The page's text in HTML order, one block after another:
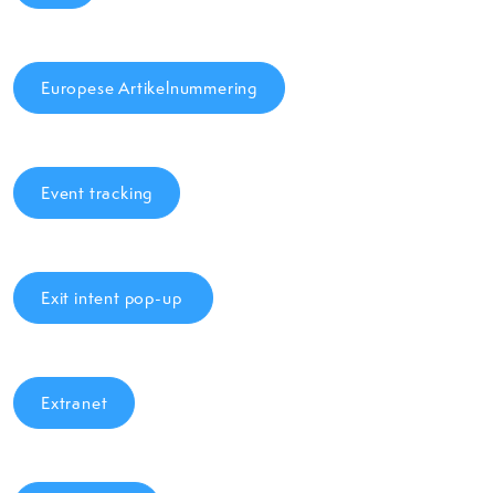
Europese Artikelnummering
Event tracking
Exit intent pop-up
Extranet